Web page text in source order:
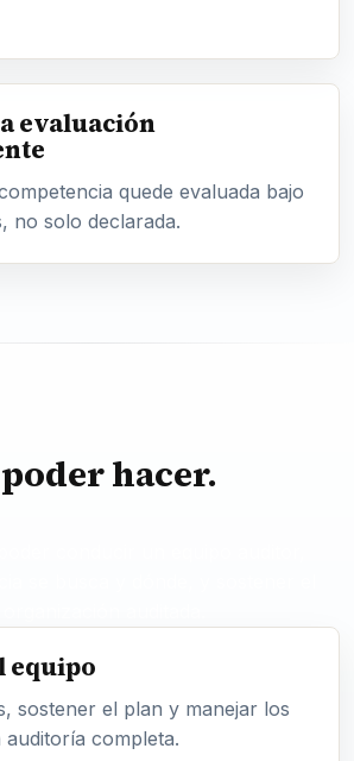
evaluación
quede evaluada bajo
no solo declarada.
hacer.
equipo
sostener el plan y manejar los
auditoría completa.